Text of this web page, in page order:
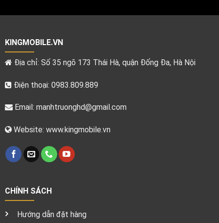
KINGMOBILE.VN
Địa chỉ: Số 35 ngõ 173 Thái Hà, quận Đống Đa, Hà Nội
Điện thoại: 0983.809.889
Email: manhtruonghd@gmail.com
Website: www.kingmobile.vn
CHÍNH SÁCH
Hướng dẫn đặt hàng